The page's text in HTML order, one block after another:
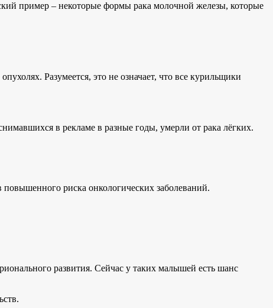
пример – некоторые формы рака молочной железы, которые
Разумеется, это не означает, что все курильщики
в рекламе в разные годы, умерли от рака лёгких.
риска онкологических заболеваний.
развития. Сейчас у таких малышей есть шанс